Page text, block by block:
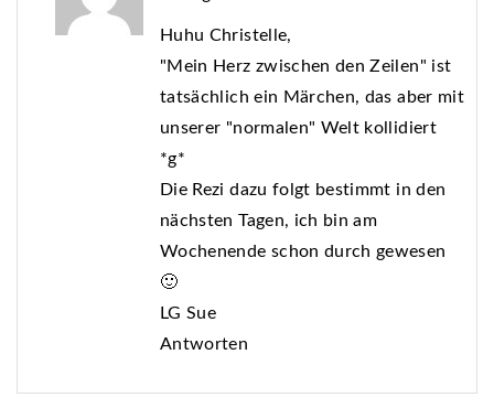
Huhu Christelle,
"Mein Herz zwischen den Zeilen" ist
tatsächlich ein Märchen, das aber mit
unserer "normalen" Welt kollidiert
*g*
Die Rezi dazu folgt bestimmt in den
nächsten Tagen, ich bin am
Wochenende schon durch gewesen
🙂
LG Sue
Antworten